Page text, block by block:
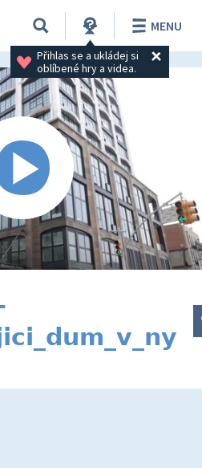
Přihlas se a ukládej si
oblíbené hry a videa.
MENU